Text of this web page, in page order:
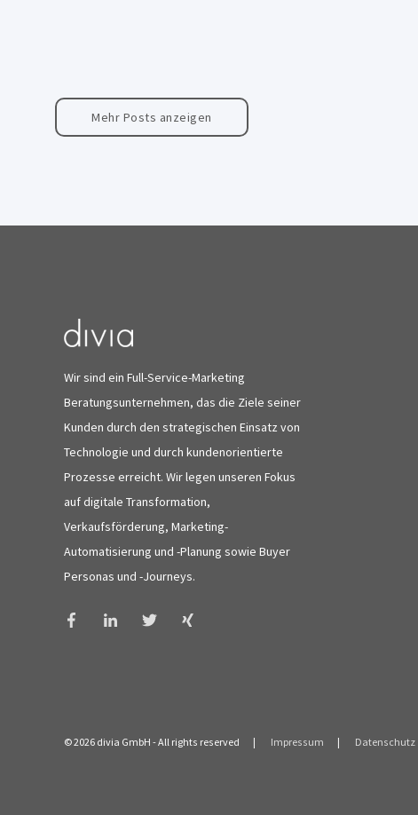
Mehr Posts anzeigen
Wir sind ein Full-Service-Marketing
Beratungsunternehmen, das die Ziele seiner
Kunden durch den strategischen Einsatz von
Technologie und durch kundenorientierte
Prozesse erreicht. Wir legen unseren Fokus
auf digitale Transformation,
Verkaufsförderung, Marketing-
Automatisierung und -Planung sowie Buyer
Personas und -Journeys.
© 2026 divia GmbH - All rights reserved Impressum Datenschutz